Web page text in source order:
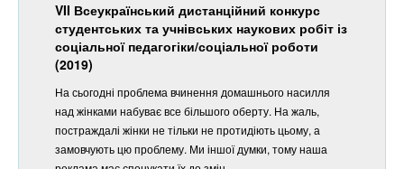
VII Всеукраїнський дистанційний конкурс
студентських та учнівських наукових робіт із
соціальної педагогіки/соціальної роботи
(2019)
На сьогодні проблема вчинення домашнього насилля
над жінками набуває все більшого оберту. На жаль,
постраждалі жінки не тільки не протидіють цьому, а
замовчують цю проблему. Ми іншої думки, тому наша